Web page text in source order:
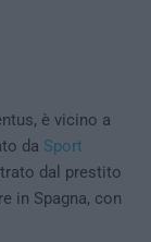
è vicino a
da Sport
dal prestito
in Spagna, con